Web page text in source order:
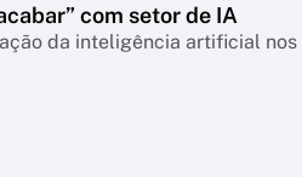
com setor de IA
da inteligência artificial nos